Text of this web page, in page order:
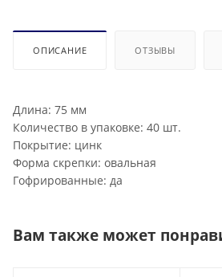
ОПИСАНИЕ ОТЗЫВЫ
Длина: 75 мм
Количество в упаковке: 40 шт.
Покрытие: цинк
Форма скрепки: овальная
Гофрированные: да
Вам также может